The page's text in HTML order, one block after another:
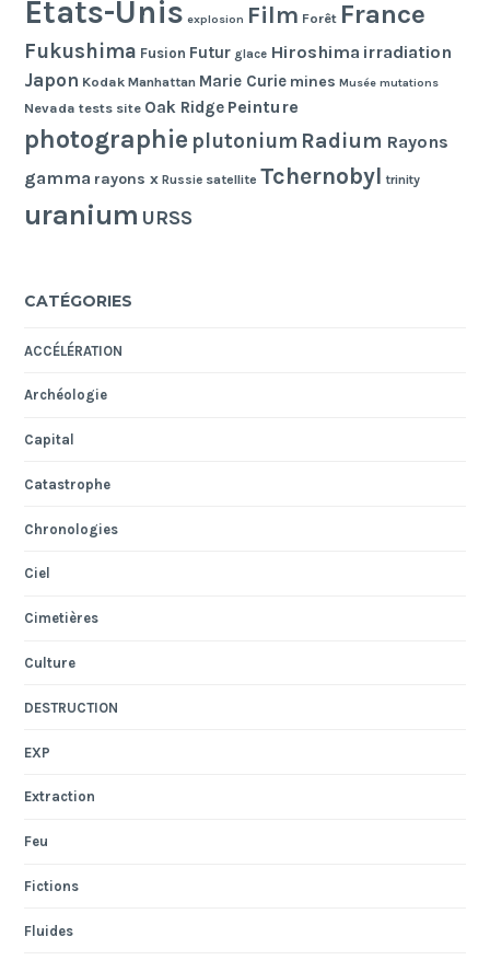
Etats-Unis explosion Film Forêt France
Fukushima Fusion Futur glace Hiroshima irradiation
Japon Kodak Manhattan Marie Curie mines Musée mutations
Nevada tests site Oak Ridge Peinture
photographie plutonium Radium Rayons
gamma rayons x Russie satellite Tchernobyl trinity
uranium URSS
CATÉGORIES
ACCÉLÉRATION
Archéologie
Capital
Catastrophe
Chronologies
Ciel
Cimetières
Culture
DESTRUCTION
EXP
Extraction
Feu
Fictions
Fluides